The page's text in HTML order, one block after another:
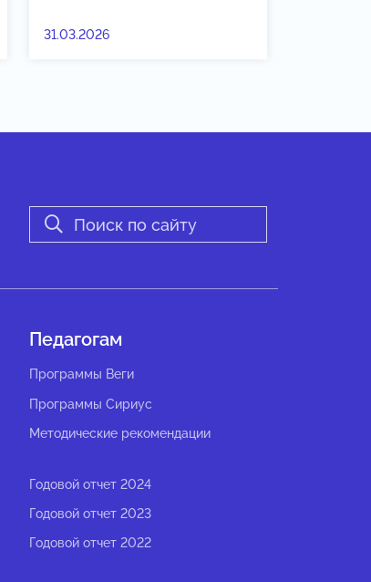
31.03.2026
Педагогам
Программы Веги
Программы Сириус
Методические рекомендации
Годовой отчет 2024
Годовой отчет 2023
Годовой отчет 2022